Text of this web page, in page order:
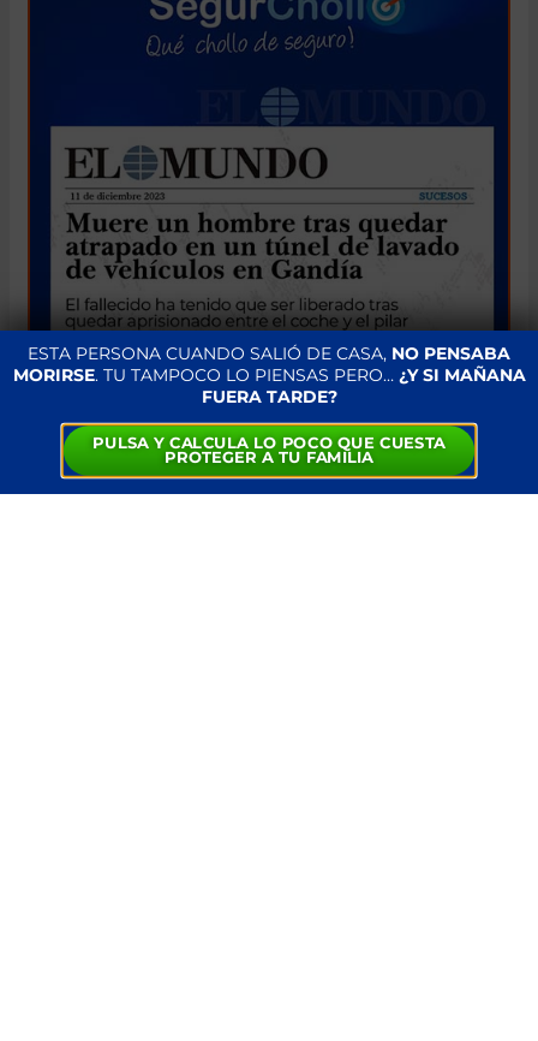
ESTA PERSONA CUANDO SALIÓ DE CASA, NO PENSABA
MORIRSE. TU TAMPOCO LO PIENSAS PERO… ¿Y SI MAÑANA
FUERA TARDE?
PULSA Y CALCULA LO POCO QUE CUESTA
PROTEGER A TU FAMILIA